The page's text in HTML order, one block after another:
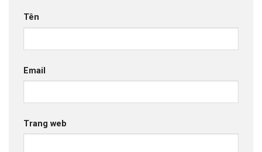
Tên
Email
Trang web